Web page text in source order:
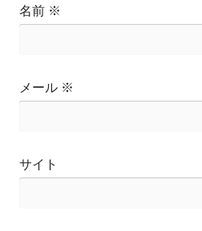
名前 ※
メール ※
サイト